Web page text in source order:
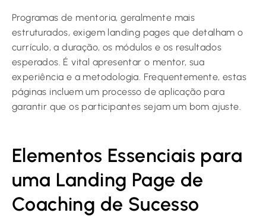
Programas de mentoria, geralmente mais
estruturados, exigem landing pages que detalham o
currículo, a duração, os módulos e os resultados
esperados. É vital apresentar o mentor, sua
experiência e a metodologia. Frequentemente, estas
páginas incluem um processo de aplicação para
garantir que os participantes sejam um bom ajuste.
Elementos Essenciais para
uma Landing Page de
Coaching de Sucesso